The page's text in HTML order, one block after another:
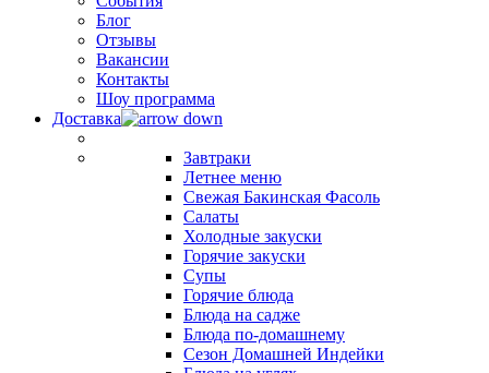
Блог
Отзывы
Вакансии
Контакты
Шоу программа
Доставка
Завтраки
Летнее меню
Свежая Бакинская Фасоль
Салаты
Холодные закуски
Горячие закуски
Супы
Горячие блюда
Блюда на садже
Блюда по-домашнему
Сезон Домашней Индейки